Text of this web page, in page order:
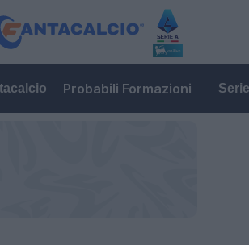
Probabili Formazioni